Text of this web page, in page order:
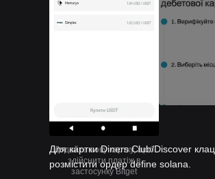
Додайте нову картку, щоб
здійснити платіж в
застосунку Bitget
Для картки Diners Club/Discover
розмістити ордер define solana.